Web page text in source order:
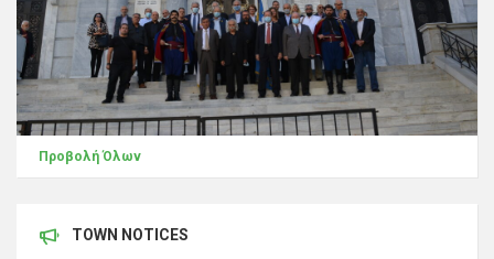
Προβολή Όλων
TOWN NOTICES